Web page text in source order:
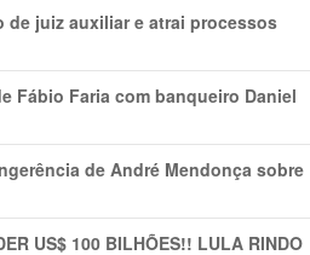
de juiz auxiliar e atrai processos
Fábio Faria com banqueiro Daniel
de André Mendonça sobre
US$ 100 BILHÕES!! LULA RINDO